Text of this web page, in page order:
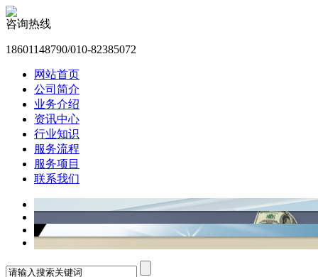
咨询热线
18601148790/010-82385072
网站首页
公司简介
业务介绍
资讯中心
行业知识
服务流程
服务项目
联系我们